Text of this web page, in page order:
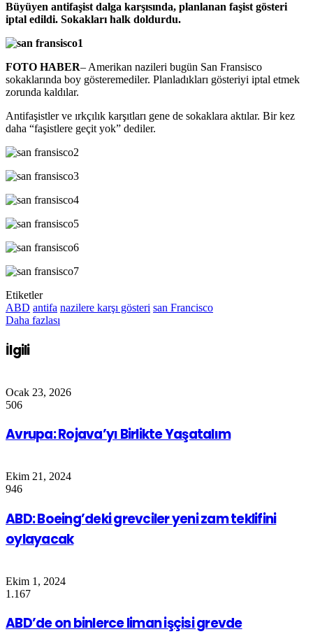
Büyüyen antifaşist dalga karşısında, planlanan faşist gösteri
iptal edildi. Sokakları halk doldurdu.
FOTO HABER– Amerikan nazileri bugün San Fransisco
sokaklarında boy gösteremediler. Planladıkları gösteriyi iptal etmek
zorunda kaldılar.
Antifaşistler ve ırkçılık karşıtları gene de sokaklara aktılar. Bir kez
daha “faşistlere geçit yok” dediler.
Etiketler
ABD antifa nazilere karşı gösteri san Francisco
Daha fazlası
İlgili
Ocak 23, 2026
506
Avrupa: Rojava’yı Birlikte Yaşatalım
Ekim 21, 2024
946
ABD: Boeing’deki grevciler yeni zam teklifini
oylayacak
Ekim 1, 2024
1.167
ABD’de on binlerce liman işçisi grevde